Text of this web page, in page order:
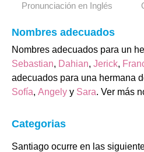
Pronunciación en Inglés
Nombres adecuados
Nombres adecuados para un
Sebastian, Dahian, Jerick,
adecuados para una hermana
Sofía, Angely y Sara. Ver más
Categorias
Santiago ocurre en las